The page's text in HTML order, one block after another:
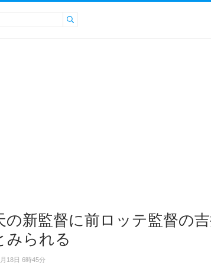
の新監督に前ロッテ監督の
みられる
18日 6時45分